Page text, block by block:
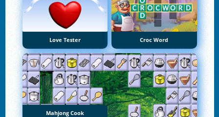
Love Tester Croc Word
Mahjong Cook